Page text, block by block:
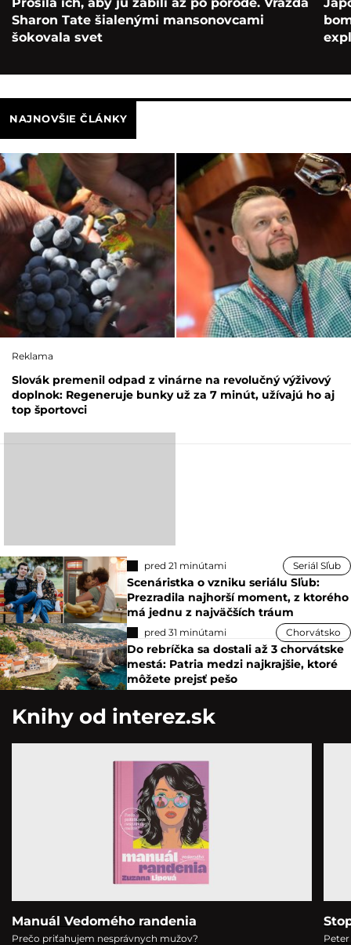
Sharon Tate šialenými mansonovcami
šokovala svet
NAJNOVŠIE ČLÁNKY
Reklama
Slovák premenil odpad z vinárne na revolučný výživový
doplnok: Regeneruje bunky už za 7 minút, užívajú ho aj
top športovci
pred 21 minútami Seriál Sľub
Scenáristka o vzniku seriálu Sľub:
Prezradila najhorší moment, z ktorého
má jednu z najväčších tráum
pred 31 minútami Chorvátsko
Do rebríčka sa dostali až 3 chorvátske
mestá: Patria medzi najkrajšie, ktoré
môžete prejsť pešo
Knihy od interez.sk
Manuál Vedomého randenia
Prečo priťahujem nesprávnych mužov?